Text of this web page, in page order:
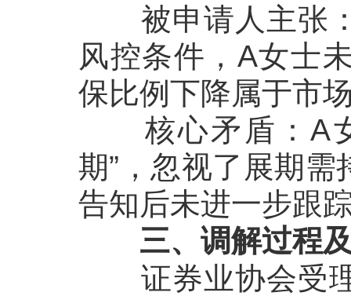
被申请人主张
风控条件，A女士
保比例下降属于市
核心矛盾 ：A
期”，忽视了展期
告知后未进一步跟
三、调解过程
证券业协会受